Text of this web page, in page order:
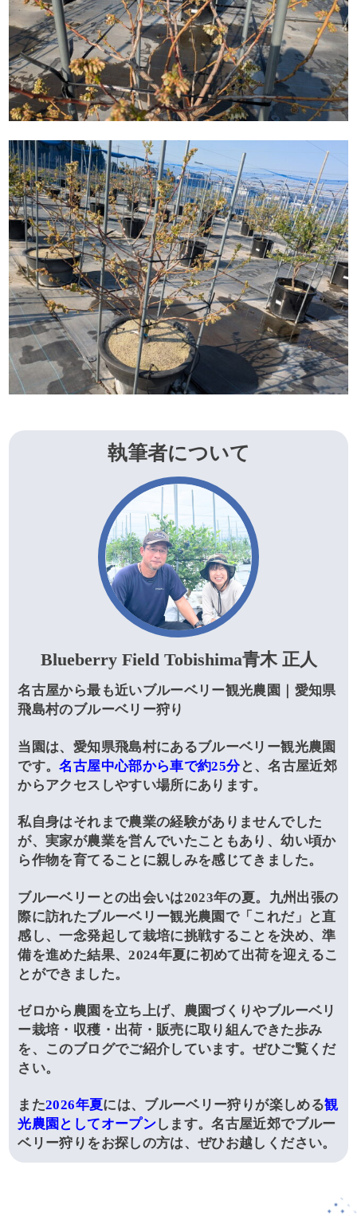
執筆者について
Blueberry Field Tobishima青木 正人
名古屋から最も近いブルーベリー観光農園｜愛知県
飛島村のブルーベリー狩り
当園は、愛知県飛島村にあるブルーベリー観光農園
です。名古屋中心部から車で約25分 と、名古屋近郊
からアクセスしやすい場所にあります。
私自身はそれまで農業の経験がありませんでした
が、実家が農業を営んでいたこともあり、幼い頃か
ら作物を育てることに親しみを感じてきました。
ブルーベリーとの出会いは2023年の夏。九州出張の
際に訪れたブルーベリー観光農園で「これだ」と直
感し、一念発起して栽培に挑戦することを決め、準
備を進めた結果、2024年夏に初めて出荷を迎えるこ
とができました。
ゼロから農園を立ち上げ、農園づくりやブルーベリ
ー栽培・収穫・出荷・販売に取り組んできた歩み
を、このブログでご紹介しています。ぜひご覧くだ
さい。
また2026年夏には、ブルーベリー狩りが楽しめる観
光農園としてオープンします。名古屋近郊でブルー
ベリー狩りをお探しの方は、ぜひお越しください。